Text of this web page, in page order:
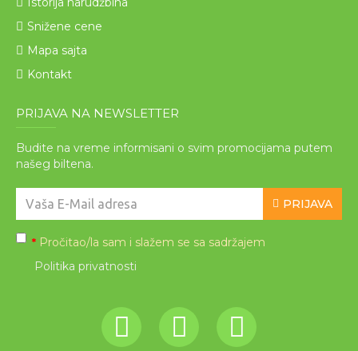
Snižene cene
Mapa sajta
Kontakt
PRIJAVA NA NEWSLETTER
Budite na vreme informisani o svim promocijama putem
našeg biltena.
PRIJAVA
* Pročitao/la sam i slažem se sa sadržajem
Politika privatnosti